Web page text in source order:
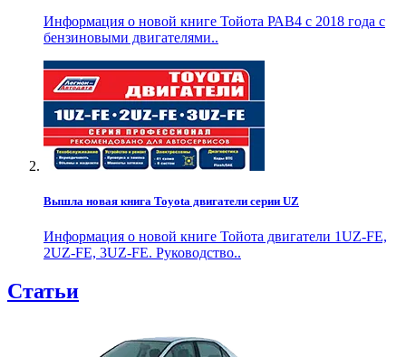
Информация о новой книге Тойота РАВ4 с 2018 года с
бензиновыми двигателями..
Вышла новая книга Toyota двигатели серии UZ
Информация о новой книге Тойота двигатели 1UZ-FE,
2UZ-FE, 3UZ-FE. Руководство..
Статьи